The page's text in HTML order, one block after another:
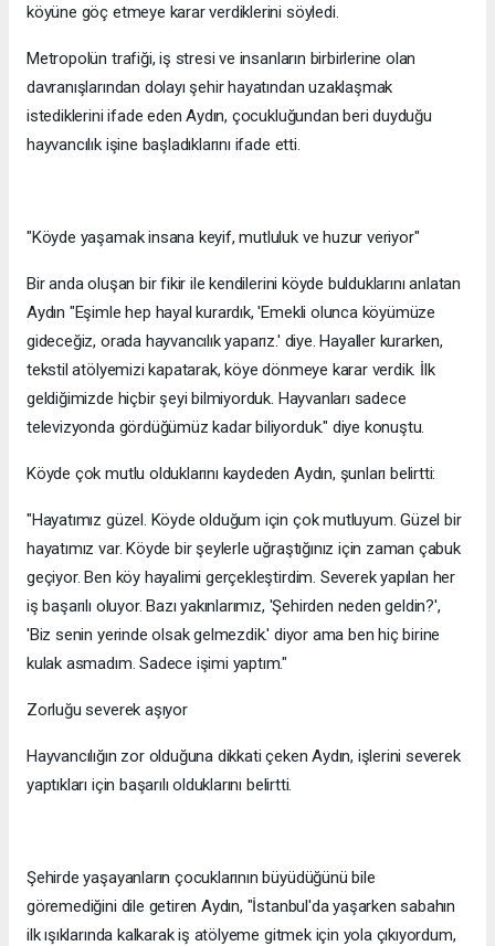
köyüne göç etmeye karar verdiklerini söyledi.
Metropolün trafiği, iş stresi ve insanların birbirlerine olan
davranışlarından dolayı şehir hayatından uzaklaşmak
istediklerini ifade eden Aydın, çocukluğundan beri duyduğu
hayvancılık işine başladıklarını ifade etti.
"Köyde yaşamak insana keyif, mutluluk ve huzur veriyor"
Bir anda oluşan bir fikir ile kendilerini köyde bulduklarını anlatan
Aydın "Eşimle hep hayal kurardık, 'Emekli olunca köyümüze
gideceğiz, orada hayvancılık yaparız.' diye. Hayaller kurarken,
tekstil atölyemizi kapatarak, köye dönmeye karar verdik. İlk
geldiğimizde hiçbir şeyi bilmiyorduk. Hayvanları sadece
televizyonda gördüğümüz kadar biliyorduk." diye konuştu.
Köyde çok mutlu olduklarını kaydeden Aydın, şunları belirtti:
"Hayatımız güzel. Köyde olduğum için çok mutluyum. Güzel bir
hayatımız var. Köyde bir şeylerle uğraştığınız için zaman çabuk
geçiyor. Ben köy hayalimi gerçekleştirdim. Severek yapılan her
iş başarılı oluyor. Bazı yakınlarımız, 'Şehirden neden geldin?',
'Biz senin yerinde olsak gelmezdik.' diyor ama ben hiç birine
kulak asmadım. Sadece işimi yaptım."
Zorluğu severek aşıyor
Hayvancılığın zor olduğuna dikkati çeken Aydın, işlerini severek
yaptıkları için başarılı olduklarını belirtti.
Şehirde yaşayanların çocuklarının büyüdüğünü bile
göremediğini dile getiren Aydın, "İstanbul'da yaşarken sabahın
ilk ışıklarında kalkarak iş atölyeme gitmek için yola çıkıyordum,